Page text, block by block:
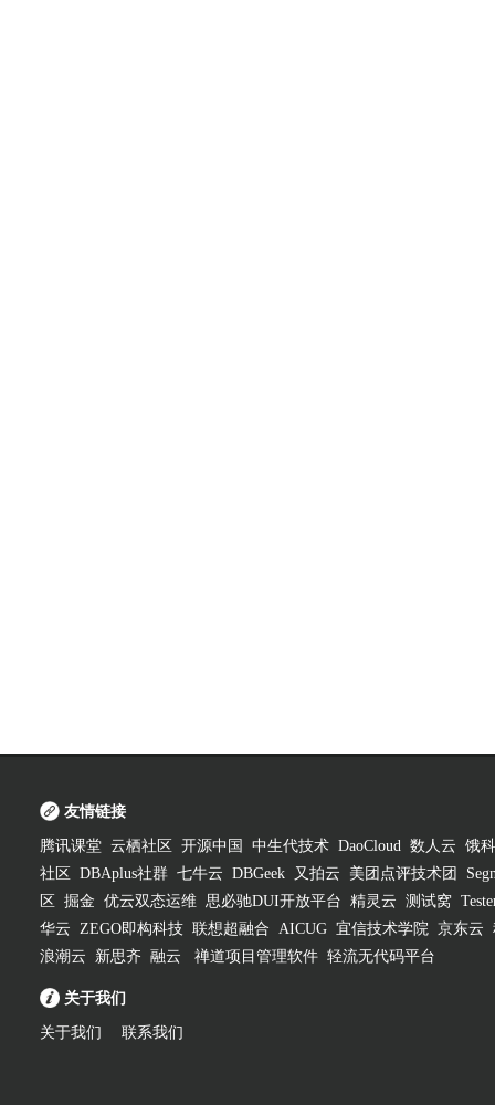
友情链接
腾讯课堂 云栖社区 开源中国 中生代技术 DaoCloud 数人云 饿
社区
DBAplus社群 七牛云 DBGeek 又拍云 美团点评技术团
区
掘金 优云双态运维 思必驰DUI开放平台 精灵云 测试窝
华云 ZEGO即构科技 联想超融合 AICUG 宜信技术学院 京东云
浪潮云
新思齐 融云 禅道项目管理软件 轻流无代码平台
关于我们
关于我们 联系我们